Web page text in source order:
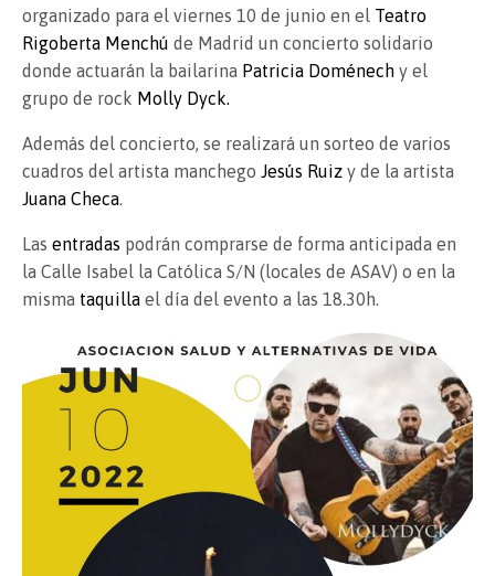
organizado para el viernes 10 de junio en el Teatro
Rigoberta Menchú de Madrid un concierto solidario
donde actuarán la bailarina Patricia Doménech y el
grupo de rock Molly Dyck.
Además del concierto, se realizará un sorteo de varios
cuadros del artista manchego Jesús Ruiz y de la artista
Juana Checa.
Las entradas podrán comprarse de forma anticipada en
la Calle Isabel la Católica S/N (locales de ASAV) o en la
misma taquilla el día del evento a las 18.30h.